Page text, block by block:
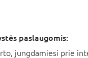
paslaugomis:
jungdamiesi prie